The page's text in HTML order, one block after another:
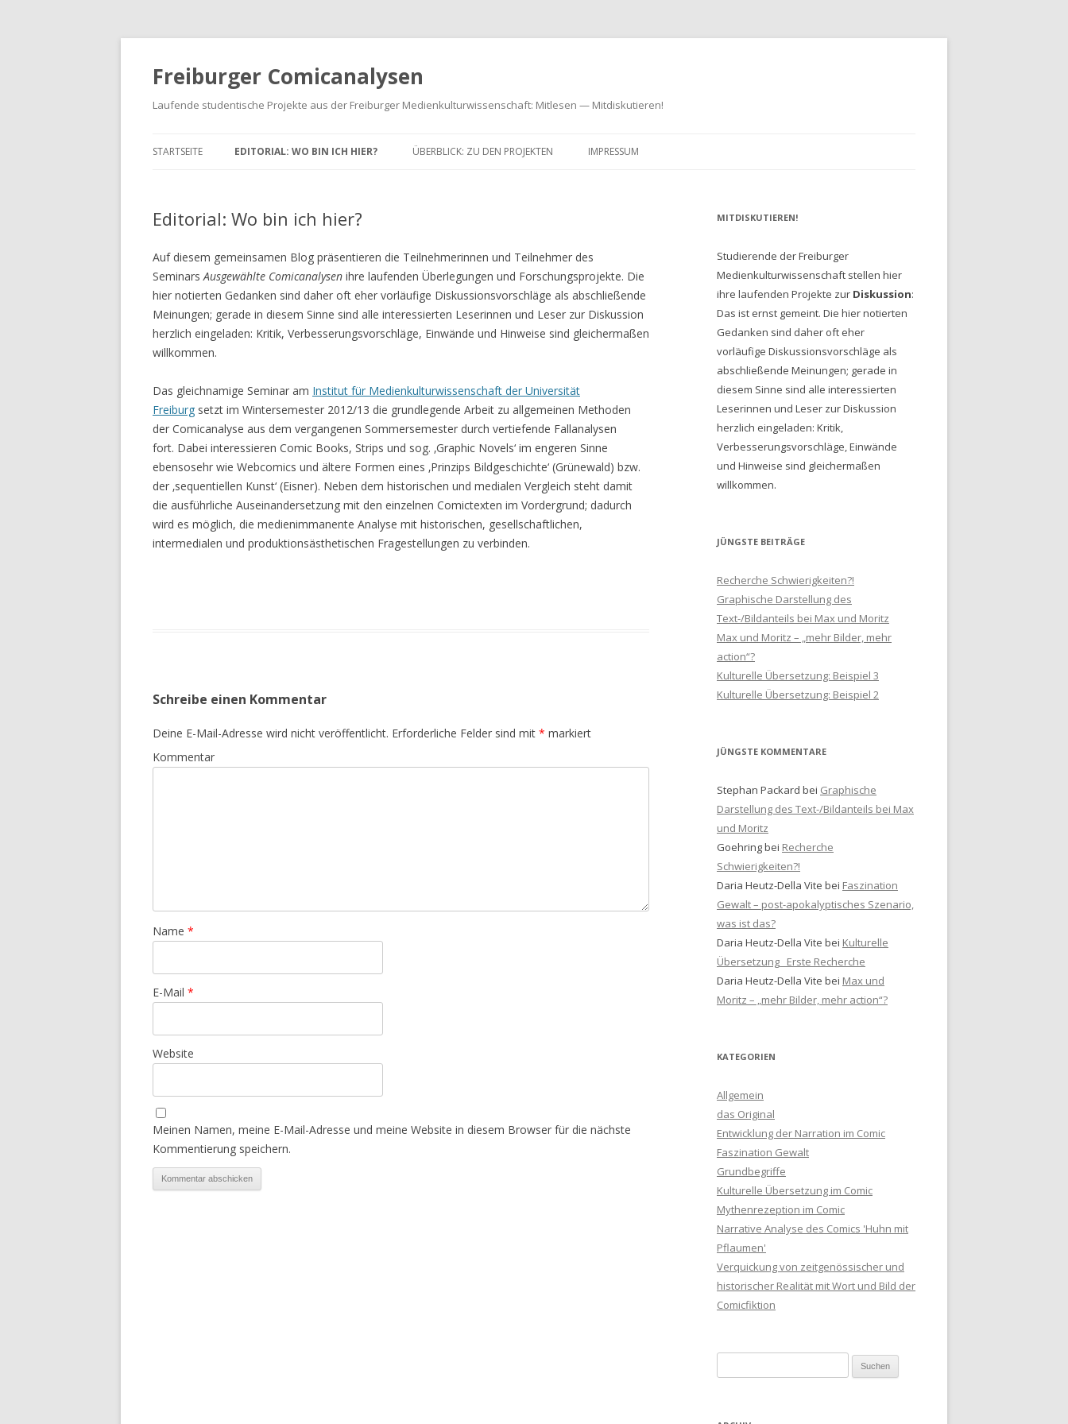
Freiburger Comicanalysen
Laufende studentische Projekte aus der Freiburger Medienkulturwissenschaft: Mitlesen — Mitdiskutieren!
STARTSEITE EDITORIAL: WO BIN ICH HIER? ÜBERBLICK: ZU DEN PROJEKTEN IMPRESSUM
Editorial: Wo bin ich hier?
Auf diesem gemeinsamen Blog präsentieren die Teilnehmerinnen und Teilnehmer des
SeminarsAusgewählte Comicanalysen ihre laufenden Überlegungen und Forschungsprojekte. Die
hier notierten Gedanken sind daher oft eher vorläufige Diskussionsvorschläge als abschließende
Meinungen; gerade in diesem Sinne sind alle interessierten Leserinnen und Leser zur Diskussion
herzlich eingeladen: Kritik, Verbesserungsvorschläge, Einwände und Hinweise sind gleichermaßen
willkommen.
Das gleichnamige Seminar am Institut für Medienkulturwissenschaft der Universität
Freiburg setzt im Wintersemester 2012/13 die grundlegende Arbeit zu allgemeinen Methoden
der Comicanalyse aus dem vergangenen Sommersemester durch vertiefende Fallanalysen
fort. Dabei interessieren Comic Books, Strips und sog. ‚Graphic Novels‘ im engeren Sinne
ebensosehr wie Webcomics und ältere Formen eines ‚Prinzips Bildgeschichte‘ (Grünewald) bzw.
der ‚sequentiellen Kunst‘ (Eisner). Neben dem historischen und medialen Vergleich steht damit
die ausführliche Auseinandersetzung mit den einzelnen Comictexten im Vordergrund; dadurch
wird es möglich, die medienimmanente Analyse mit historischen, gesellschaftlichen,
intermedialen und produktionsästhetischen Fragestellungen zu verbinden.
Schreibe einen Kommentar
Deine E-Mail-Adresse wird nicht veröffentlicht. Erforderliche Felder sind mit * markiert
Kommentar
Name *
E-Mail *
Website
Meinen Namen, meine E-Mail-Adresse und meine Website in diesem Browser für die nächste
Kommentierung speichern.
MITDISKUTIEREN!
Studierende der Freiburger
Medienkulturwissenschaft stellen hier
ihre laufenden Projekte zur Diskussion:
Das ist ernst gemeint. Die hier notierten
Gedanken sind daher oft eher
vorläufige Diskussionsvorschläge als
abschließende Meinungen; gerade in
diesem Sinne sind alle interessierten
Leserinnen und Leser zur Diskussion
herzlich eingeladen: Kritik,
Verbesserungsvorschläge, Einwände
und Hinweise sind gleichermaßen
willkommen.
JÜNGSTE BEITRÄGE
Recherche Schwierigkeiten?!
Graphische Darstellung des
Text-/Bildanteils bei Max und Moritz
Max und Moritz – „mehr Bilder, mehr
action“?
Kulturelle Übersetzung: Beispiel 3
Kulturelle Übersetzung: Beispiel 2
JÜNGSTE KOMMENTARE
Stephan Packard bei Graphische
Darstellung des Text-/Bildanteils bei Max
und Moritz
Goehringbei Recherche
Schwierigkeiten?!
Daria Heutz-Della Vite bei Faszination
Gewalt – post-apokalyptisches Szenario,
was ist das?
Daria Heutz-Della Vite bei Kulturelle
Übersetzung_ Erste Recherche
Daria Heutz-Della Vite bei Max und
Moritz – „mehr Bilder, mehr action“?
KATEGORIEN
Allgemein
das Original
Entwicklung der Narration im Comic
Faszination Gewalt
Grundbegriffe
Kulturelle Übersetzung im Comic
Mythenrezeption im Comic
Narrative Analyse des Comics 'Huhn mit
Pflaumen'
Verquickung von zeitgenössischer und
historischer Realität mit Wort und Bild der
Comicfiktion